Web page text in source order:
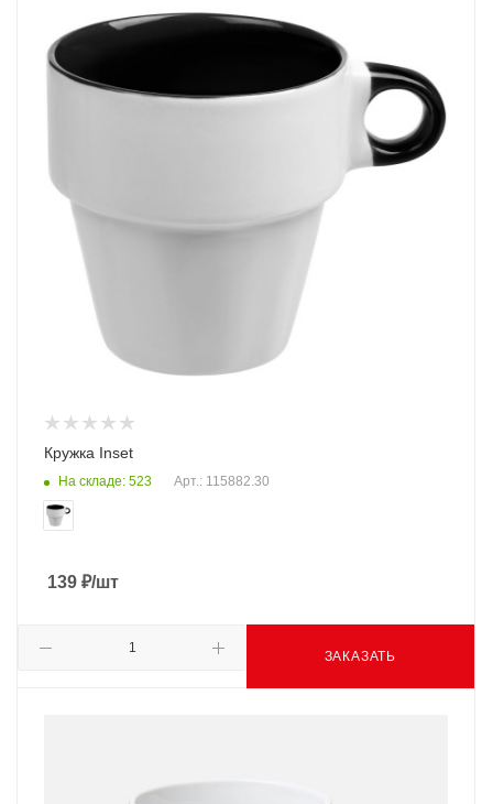
Кружка Inset
На складе: 523 Арт.: 115882.30
139 ₽/шт
ЗАКАЗАТЬ